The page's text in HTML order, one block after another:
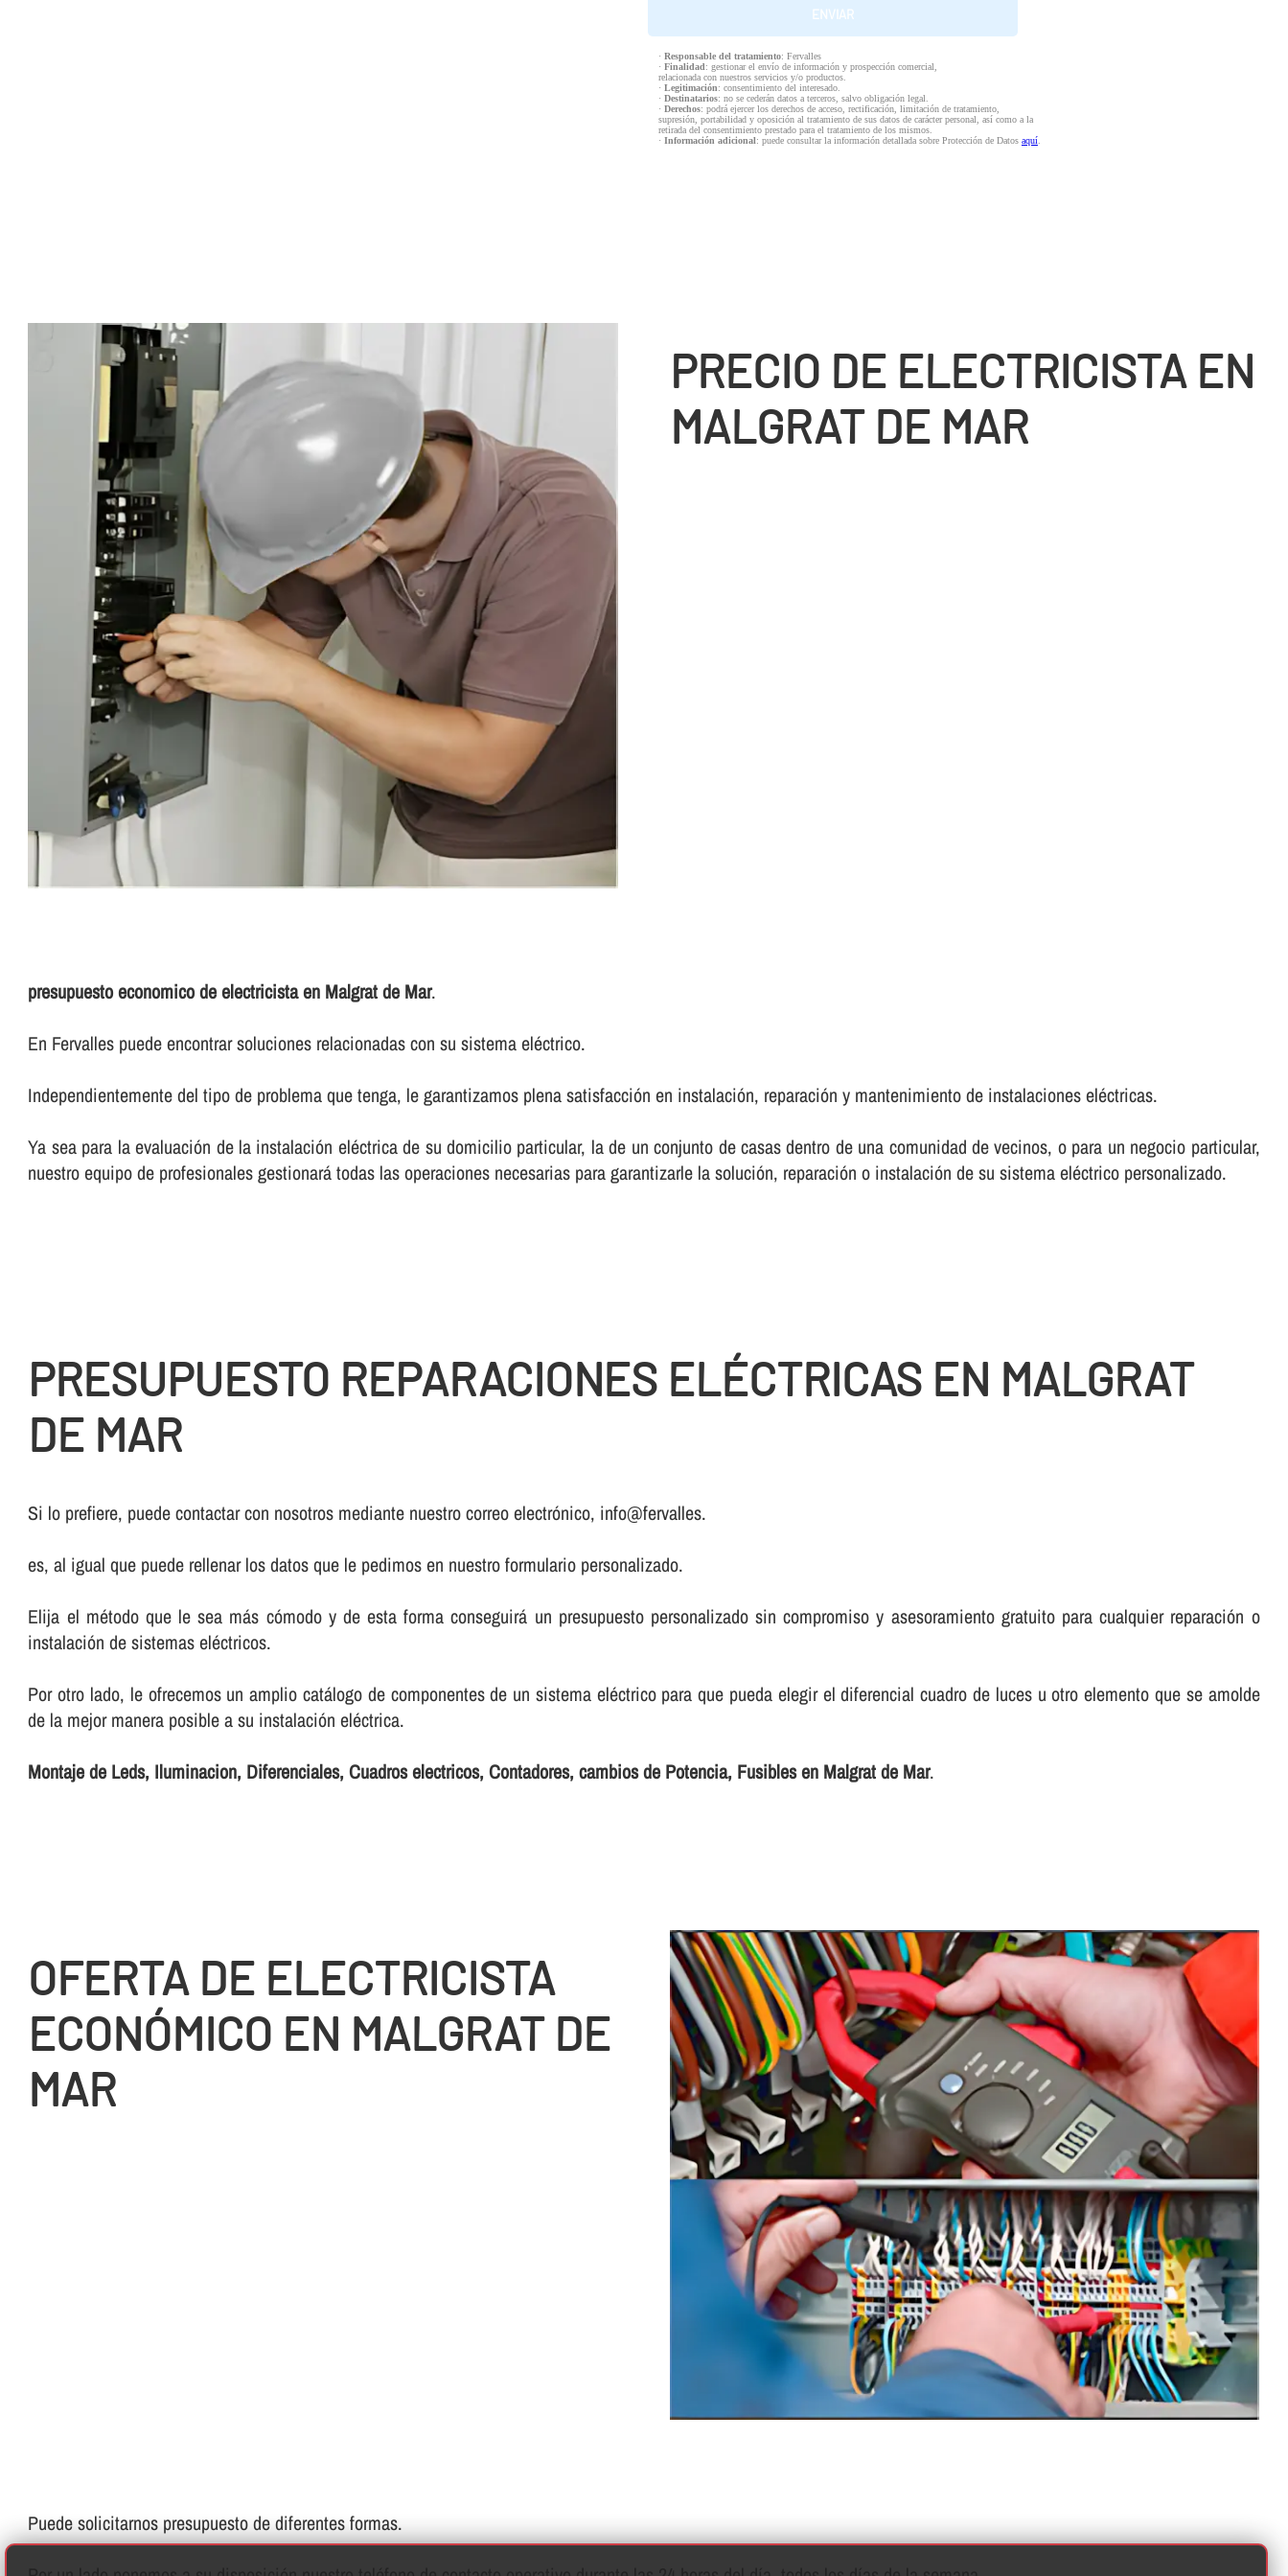
· Responsable del tratamiento: Fervalles
· Finalidad: gestionar el envío de información y prospección comercial,
relacionada con nuestros servicios y/o productos.
· Legitimación: consentimiento del interesado.
· Destinatarios: no se cederán datos a terceros, salvo obligación legal.
· Derechos: podrá ejercer los derechos de acceso, rectificación, limitación de tratamiento,
supresión, portabilidad y oposición al tratamiento de sus datos de carácter personal, así como a la
retirada del consentimiento prestado para el tratamiento de los mismos.
· Información adicional: puede consultar la información detallada sobre Protección de Datos aquí.
PRECIO DE ELECTRICISTA EN
MALGRAT DE MAR
presupuesto economico de electricista en Malgrat de Mar.
En Fervalles puede encontrar soluciones relacionadas con su sistema eléctrico.
Independientemente del tipo de problema que tenga, le garantizamos plena satisfacción en instalación, reparación y mantenimiento de instalaciones eléctricas.
Ya sea para la evaluación de la instalación eléctrica de su domicilio particular, la de un conjunto de casas dentro de una comunidad de vecinos, o para un negocio particular,
nuestro equipo de profesionales gestionará todas las operaciones necesarias para garantizarle la solución, reparación o instalación de su sistema eléctrico personalizado.
PRESUPUESTO REPARACIONES ELÉCTRICAS EN MALGRAT
DE MAR
Si lo prefiere, puede contactar con nosotros mediante nuestro correo electrónico, info@fervalles.
es, al igual que puede rellenar los datos que le pedimos en nuestro formulario personalizado.
Elija el método que le sea más cómodo y de esta forma conseguirá un presupuesto personalizado sin compromiso y asesoramiento gratuito para cualquier reparación o
instalación de sistemas eléctricos.
Por otro lado, le ofrecemos un amplio catálogo de componentes de un sistema eléctrico para que pueda elegir el diferencial cuadro de luces u otro elemento que se amolde
de la mejor manera posible a su instalación eléctrica.
Montaje de Leds, Iluminacion, Diferenciales, Cuadros electricos, Contadores, cambios de Potencia, Fusibles en Malgrat de Mar.
OFERTA DE ELECTRICISTA
ECONÓMICO EN MALGRAT DE
MAR
Puede solicitarnos presupuesto de diferentes formas.